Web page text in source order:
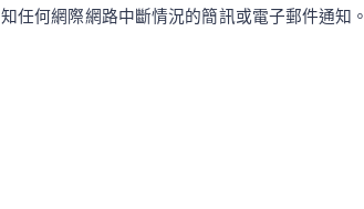
知任何網際網路中斷情況的簡訊或電子郵件通知。